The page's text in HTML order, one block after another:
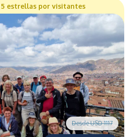
5 estrellas por visitantes
Desde USD 1117